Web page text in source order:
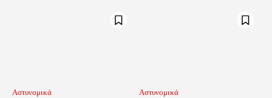
Αστυνομικά Αστυνομικά